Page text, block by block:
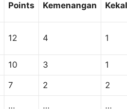
Points Kemenangan
12 4 1
10 3 1
7 2 2
… … …